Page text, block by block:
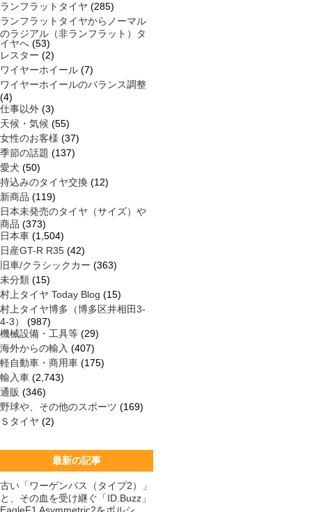
ランフラットタイヤ (285)
ランフラットタイヤからノーマル
のラジアル（非ランフラット）タ
イヤへ (53)
レスター (2)
ワイヤーホイール (7)
ワイヤーホイールのバランス調整
(4)
仕事以外 (3)
天候・気候 (55)
女性のお客様 (37)
季節の話題 (137)
愛犬 (50)
持込みのタイヤ交換 (12)
新商品 (119)
日本未発売のタイヤ（サイズ）や
商品 (373)
日本車 (1,504)
日産GT-R R35 (42)
旧車/クラシックカー (363)
未分類 (15)
村上タイヤ Today Blog (15)
村上タイヤ博多（博多区井相田3-
4-3）
(987)
機械設備・工具等 (29)
海外からの輸入 (407)
軽自動車・商用車 (175)
輸入車 (2,743)
通販 (346)
野球や、その他のスポーツ (169)
Ｓタイヤ (2)
最新の記事
古い「ワーゲンバス（タイプ2）」
と、その血を受け継ぐ「ID.Buzz」